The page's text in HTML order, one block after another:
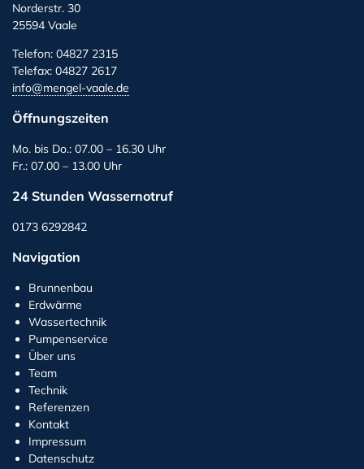
Norderstr. 30
25594 Vaale
Telefon: 04827 2315
Telefax: 04827 2617
info@mengel-vaale.de
Öffnungszeiten
Mo. bis Do.: 07.00 – 16.30 Uhr
Fr.: 07.00 – 13.00 Uhr
24 Stunden Wassernotruf
0173 6292842
Navigation
Brunnenbau
Erdwärme
Wassertechnik
Pumpenservice
Über uns
Team
Technik
Referenzen
Kontakt
Impressum
Datenschutz